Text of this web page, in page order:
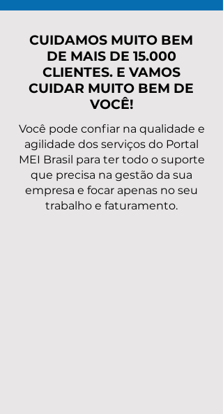
caminhos e como
resolver rápido
CUIDAMOS MUITO BEM
DE MAIS DE 15.000
CLIENTES. E VAMOS
CUIDAR MUITO BEM DE
VOCÊ!
Você pode confiar na qualidade e
agilidade dos serviços do Portal
MEI Brasil para ter todo o suporte
que precisa na gestão da sua
empresa e focar apenas no seu
trabalho e faturamento.